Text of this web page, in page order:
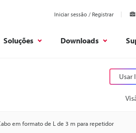
Iniciar sessão / Registrar
Soluções Downloads
Usar
em formato de L de 3 m para repetidor